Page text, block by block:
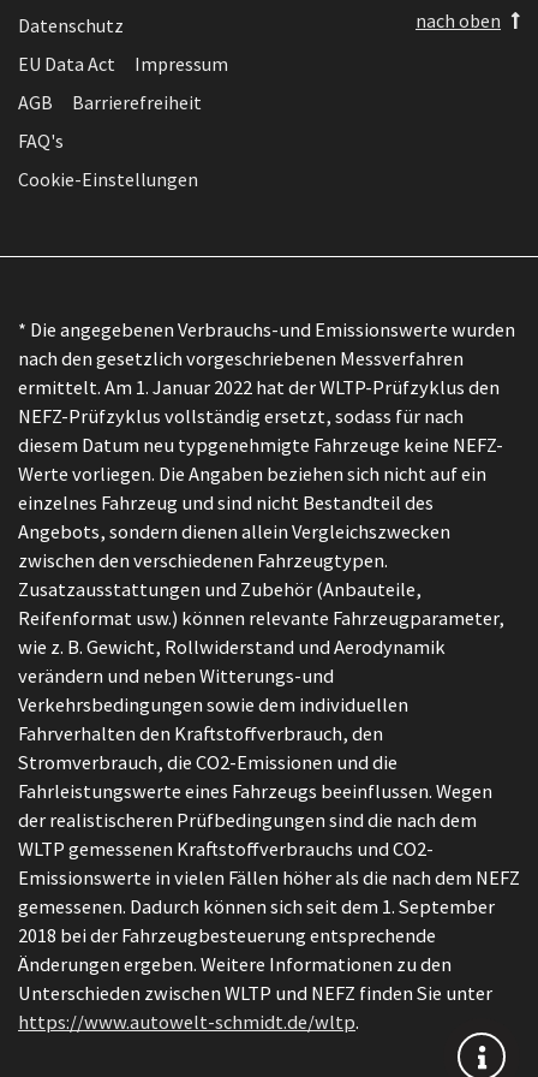
Datenschutz
EU Data Act
Impressum
AGB
Barrierefreiheit
FAQ's
Cookie-Einstellungen
nach oben
* Die angegebenen Verbrauchs-und Emissionswerte wurden
nach den gesetzlich vorgeschriebenen Messverfahren
ermittelt. Am 1. Januar 2022 hat der WLTP-Prüfzyklus den
NEFZ-Prüfzyklus vollständig ersetzt, sodass für nach
diesem Datum neu typgenehmigte Fahrzeuge keine NEFZ-
Werte vorliegen. Die Angaben beziehen sich nicht auf ein
einzelnes Fahrzeug und sind nicht Bestandteil des
Angebots, sondern dienen allein Vergleichszwecken
zwischen den verschiedenen Fahrzeugtypen.
Zusatzausstattungen und Zubehör (Anbauteile,
Reifenformat usw.) können relevante Fahrzeugparameter,
wie z. B. Gewicht, Rollwiderstand und Aerodynamik
verändern und neben Witterungs-und
Verkehrsbedingungen sowie dem individuellen
Fahrverhalten den Kraftstoffverbrauch, den
Stromverbrauch, die CO2-Emissionen und die
Fahrleistungswerte eines Fahrzeugs beeinflussen. Wegen
der realistischeren Prüfbedingungen sind die nach dem
WLTP gemessenen Kraftstoffverbrauchs und CO2-
Emissionswerte in vielen Fällen höher als die nach dem NEFZ
gemessenen. Dadurch können sich seit dem 1. September
2018 bei der Fahrzeugbesteuerung entsprechende
Änderungen ergeben. Weitere Informationen zu den
Unterschieden zwischen WLTP und NEFZ finden Sie unter
https://www.autowelt-schmidt.de/wltp.